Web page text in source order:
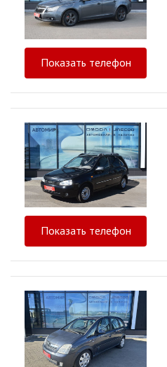
Показать телефон
Показать телефон